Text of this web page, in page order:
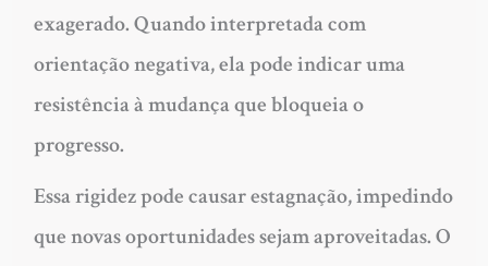
exagerado. Quando interpretada com
orientação negativa, ela pode indicar uma
resistência à mudança que bloqueia o
progresso.
Essa rigidez pode causar estagnação, impedindo
que novas oportunidades sejam aproveitadas. O